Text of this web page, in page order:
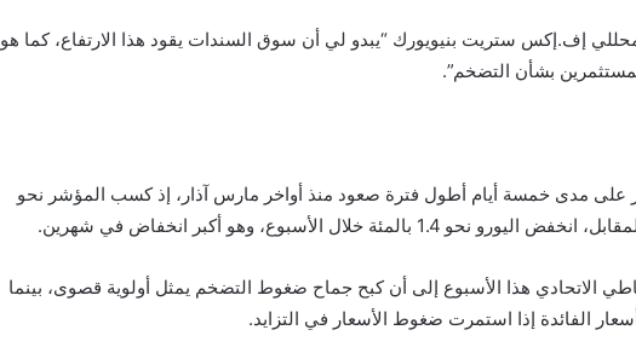
إف.إكس ستريت بنيويورك “يبدو لي ​أن سوق السندات يقود هذا الارتفاع، كما هو
بشأن التضخم”.
على مدى خمسة أيام أطول فترة صعود منذ أواخر مارس آذار، إذ كسب المؤشر نحو
الاتحادي هذا الأسبوع إلى أن كبح جماح ضغوط التضخم يمثل أولوية قصوى، ‌بينما
الفائدة إذا استمرت ضغوط الأسعار في التزايد.